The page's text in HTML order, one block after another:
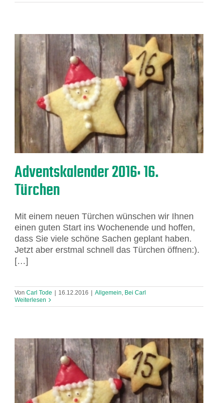
Adventskalender 2016: 16.
Türchen
Mit einem neuen Türchen wünschen wir Ihnen
einen guten Start ins Wochenende und hoffen,
dass Sie viele schöne Sachen geplant haben.
Jetzt aber erstmal schnell das Türchen öffnen:).
[…]
Von Carl Tode 16.12.2016 Allgemein, Bei Carl
Weiterlesen